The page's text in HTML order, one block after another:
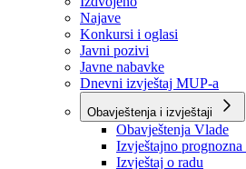
Aktuelno
Sve vijesti
Izdvojeno
Najave
Konkursi i oglasi
Javni pozivi
Javne nabavke
Dnevni izvještaj MUP-a
Obavještenja i izvještaji